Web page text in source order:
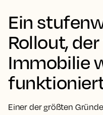
Ein
Rollout,
Immobilie
Einer der größten